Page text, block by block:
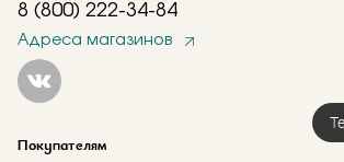
8 (800) 222-34-84
Адреса магазинов
Покупателям